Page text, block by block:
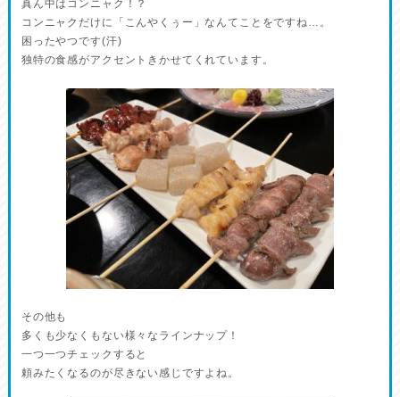
真ん中はコンニャク！？
コンニャクだけに「こんやくぅー」なんてことをですね…。
困ったやつです(汗)
独特の食感がアクセントきかせてくれています。
その他も
多くも少なくもない様々なラインナップ！
一つ一つチェックすると
頼みたくなるのが尽きない感じですよね。